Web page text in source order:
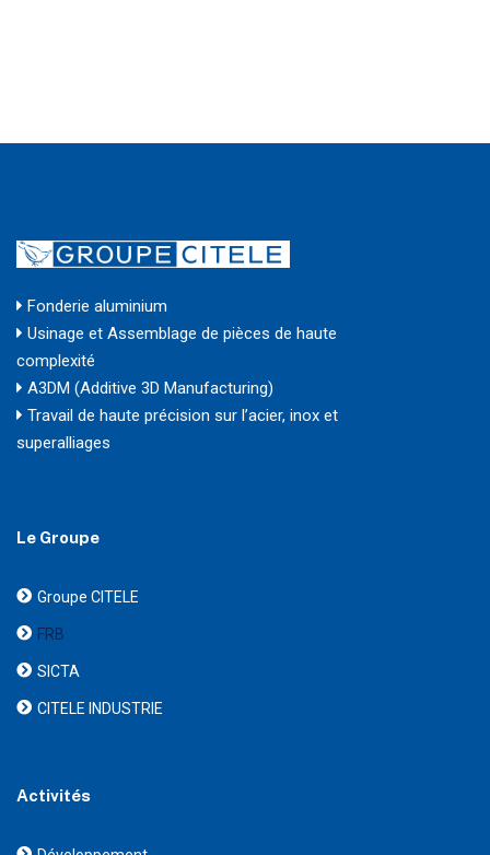
Fonderie aluminium
Usinage et Assemblage de pièces de haute
complexité
A3DM (Additive 3D Manufacturing)
Travail de haute précision sur l’acier, inox et
superalliages
Le Groupe
Groupe CITELE
FRB
SICTA
CITELE INDUSTRIE
Activités